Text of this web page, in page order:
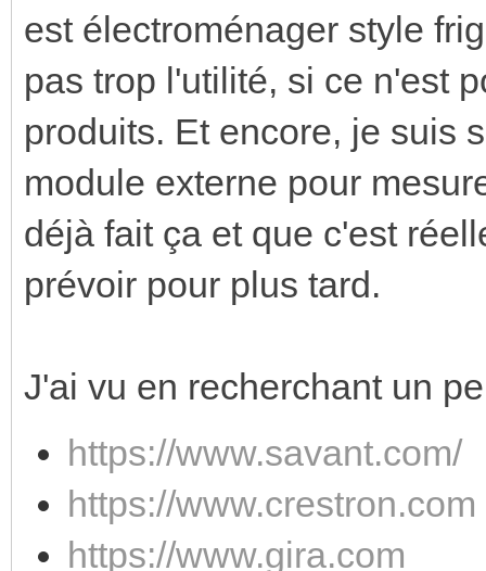
est électroménager style
pas trop l'utilité, si ce n'est
produits. Et encore, je suis
module externe pour
déjà fait ça et que c'est
prévoir pour plus tard.
J'ai vu en recherchant un
https://www.savant.com/
https://www.crestron.com
https://www.gira.com